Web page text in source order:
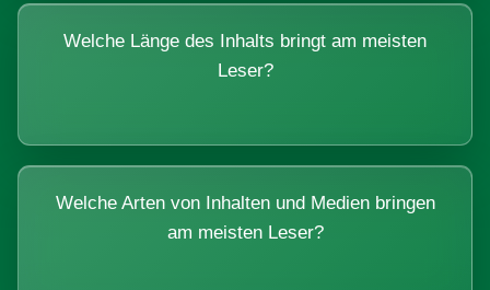
Welche Länge des Inhalts bringt am meisten
Leser?
Welche Arten von Inhalten und Medien bringen
am meisten Leser?